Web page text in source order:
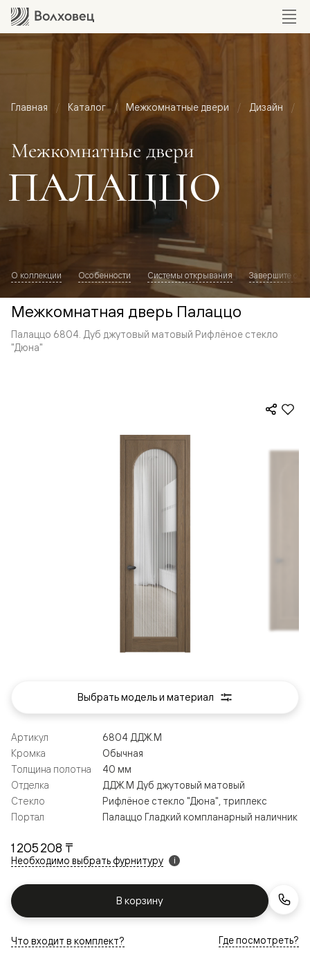
Главная Каталог Межкомнатные двери Дизайн
Межкомнатные двери
ПАЛАЦЦО
О коллекции Особенности Системы открывания Завершите
Межкомнатная дверь Палаццо
Палаццо 6804. Дуб джутовый матовый Рифлёное стекло
"Дюна"
1 205 208 ₸
Необходимо выбрать фурнитуру i
В корзину
Артикул
6804 ДДЖ.М
Кромка
Обычная
Толщина полотна
40 мм
Отделка
ДДЖ.М Дуб джутовый матовый
Стекло
Рифлёное стекло "Дюна", триплекс
Портал
Палаццо Гладкий компланарный наличник
Что входит в комплект? Где посмотреть?
Выбрать модель и материал